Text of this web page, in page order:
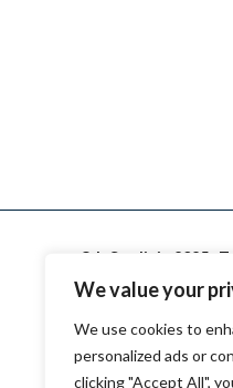
We value your
We use cookies to
personalized ads or
clicking "Accept All",
© InSardinia 2025-